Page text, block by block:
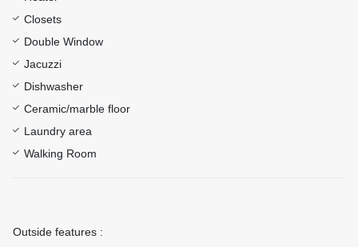
Closets
Double Window
Jacuzzi
Dishwasher
Ceramic/marble floor
Laundry area
Walking Room
Outside features :